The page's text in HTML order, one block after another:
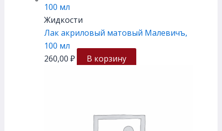
Жидкости
Лак акриловый матовый Малевичъ,
100 мл
260,00 ₽ В корзину